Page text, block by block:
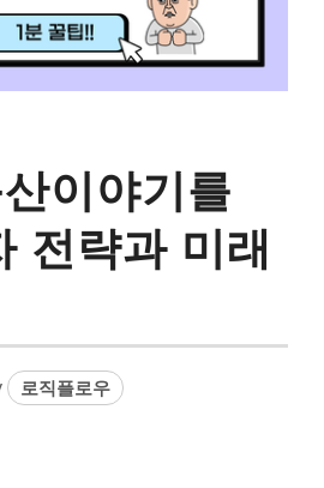
이야기를
전략과 미래
로직플로우